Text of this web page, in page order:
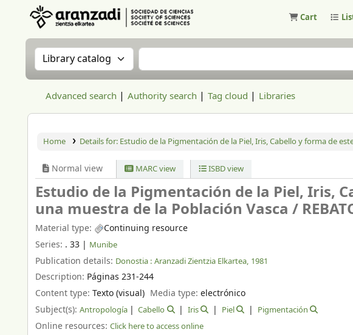
Cart
Search the catalog by:Search the catalog
Advanced search Authority search Tag cloud Libraries
Home Details for: Estudio de la Pigmentación de la Piel, Iris, Cabello y forma de
Normal view MARC view ISBD view
Estudio de la Pigmentación de la Piel, Iris,
una muestra de la Población Vasca /
Material type:
Continuing resource
Series: . 33 | Munibe
Publication details: Donostia : Aranzadi Zientzia Elkartea, 1981
Description: Páginas 231-244
Content type: Texto (visual) Media type:electrónico
Subject(s): Antropología Cabello Iris Piel Pigmentación
Online resources: Click here to access online